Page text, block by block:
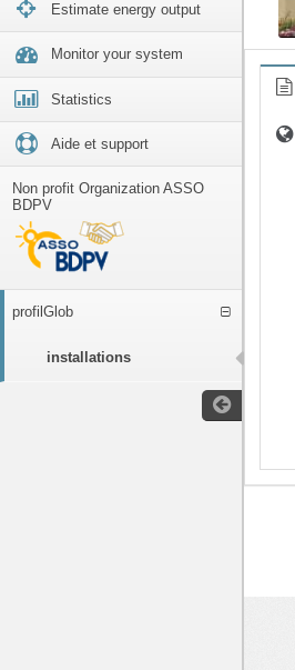
Estimate energy output
Monitor your system
Statistics
Aide et support
Non profit Organization ASSO
BDPV
profilGlob
installations